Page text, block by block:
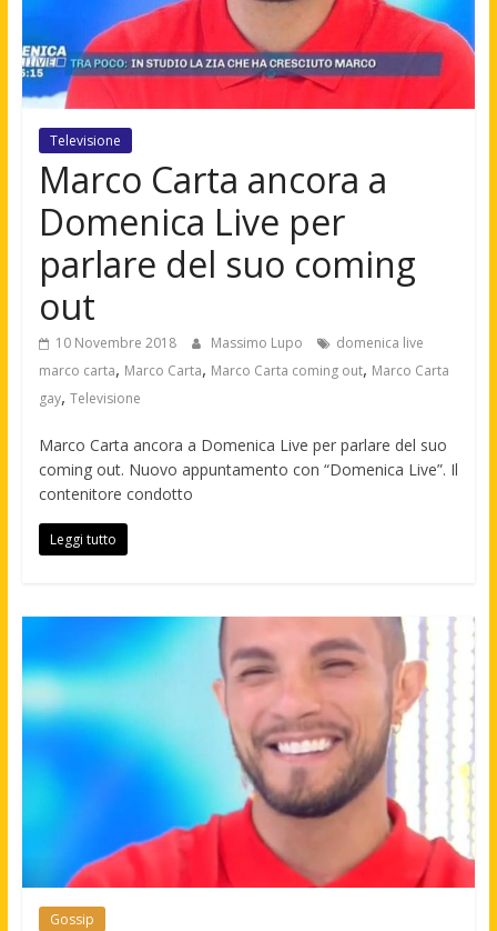
Televisione
Marco Carta ancora a
Domenica Live per
parlare del suo coming
out
10 Novembre 2018 Massimo Lupo
domenica live
marco carta, Marco Carta, Marco Carta coming out, Marco Carta
gay, Televisione
Marco Carta ancora a Domenica Live per parlare del suo
coming out. Nuovo appuntamento con “Domenica Live”. Il
contenitore condotto
Leggi tutto
Gossip